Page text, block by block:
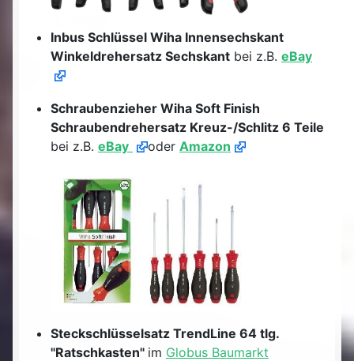
Inbus Schlüssel Wiha Innensechskant
Winkeldrehersatz Sechskant bei z.B. eBay
Schraubenzieher Wiha Soft Finish
Schraubendrehersatz Kreuz-/Schlitz 6 Teile
bei z.B. eBay oder Amazon
Steckschlüsselsatz TrendLine 64 tlg.
"Ratschkasten" im Globus Baumarkt